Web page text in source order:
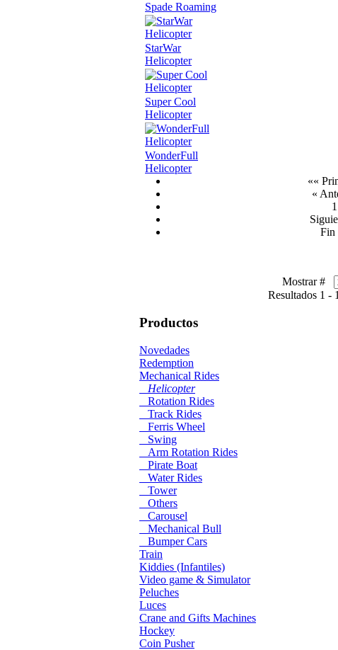
Spade Roaming
StarWar
Helicopter
Super Cool
Helicopter
WonderFull
Helicopter
««
«
1
Fin
Mostrar #
Resultados 1 -
Productos
Novedades
Redemption
Mechanical Rides
Helicopter
Rotation Rides
Track Rides
Ferris Wheel
Swing
Arm Rotation Rides
Pirate Boat
Water Rides
Tower
Others
Carousel
Mechanical Bull
Bumper Cars
Train
Kiddies (Infantiles)
Video game & Simulator
Peluches
Luces
Crane and Gifts Machines
Hockey
Coin Pusher